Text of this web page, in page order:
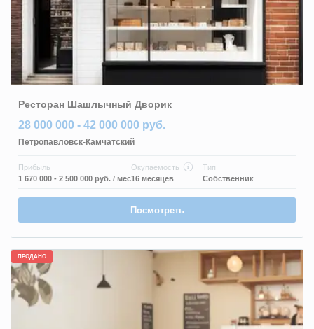
Ресторан Шашлычный Дворик
28 000 000 - 42 000 000 руб.
Петропавловск-Камчатский
Прибыль
1 670 000 - 2 500 000 руб. / мес
Окупаемость
16 месяцев
Тип
Собственник
Посмотреть
ПРОДАНО